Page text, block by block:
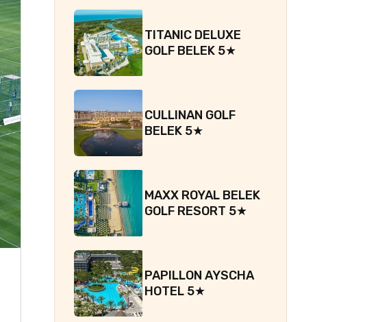
TITANIC DELUXE
GOLF BELEK 5★
CULLINAN GOLF
BELEK 5★
MAXX ROYAL BELEK
GOLF RESORT 5★
PAPILLON AYSCHA
HOTEL 5★